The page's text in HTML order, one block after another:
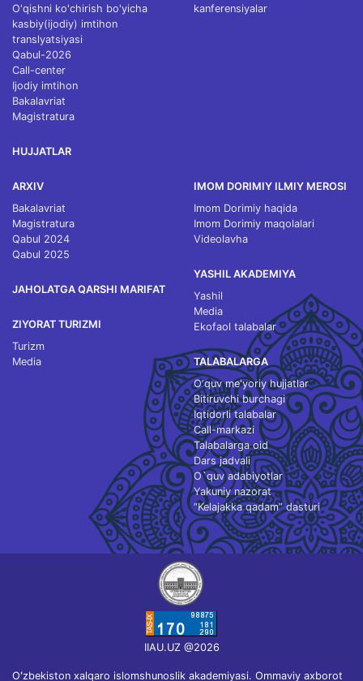
O'qishni ko'chirish bo'yicha
kasbiy(ijodiy) imtihon
translyatsiyasi
Qabul-2026
Call-center
Ijodiy imtihon
Bakalavriat
Magistratura
HUJJATLAR
kanferensiyalar
ARXIV
Bakalavriat
Magistratura
Qabul 2024
Qabul 2025
JAHOLATGA QARSHI MARIFAT
ZIYORAT TURIZMI
Turizm
Media
IMOM DORIMIY ILMIY MEROSI
Imom Dorimiy haqida
Imom Dorimiy maqolalari
Videolavha
YASHIL AKADEMIYA
Yashil
Media
Ekofaol talabalar
TALABALARGA
O‘quv me'yoriy hujjatlar
Bitiruvchi burchagi
Iqtidorli talabalar
Call-markazi
Talabalarga oid
Dars jadvali
O`quv adabiyotlar
Yakuniy nazorat
“Kelajakka qadam” dasturi
IIAU.UZ @2026
Oʻzbekiston xalqaro islomshunoslik akademiyasi. Ommaviy axborot